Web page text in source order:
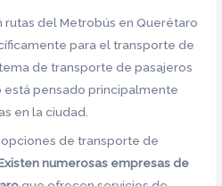
del Metrobús en Querétaro
para el transporte de
de transporte de pasajeros
pensado principalmente
en la ciudad.
de transporte de
numerosas empresas de